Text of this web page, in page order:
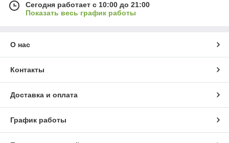
Сегодня работает с 10:00 до 21:00
Показать весь график работы
О нас
Контакты
Доставка и оплата
График работы